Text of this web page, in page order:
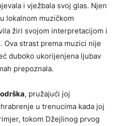
i vježbala svoj glas. Njen
lokalnom muzičkom
žiri svojom interpretacijom i
Ova strast prema muzici nije
duboko ukorijenjena ljubav
prepoznala.
, pružajući joj
u trenucima kada joj
tokom Džejlinog prvog